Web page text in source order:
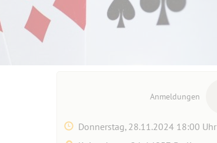
Anmeldungen
Donnerstag, 28.11.2024 18:00 Uhr